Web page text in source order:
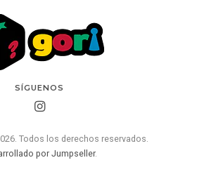
SÍGUENOS
Todos los derechos reservados.
por Jumpseller.